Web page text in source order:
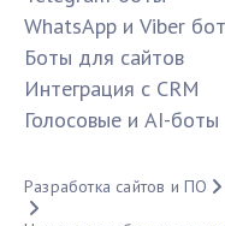
WhatsApp и Viber
Боты для сайтов
Интеграция с CRM
Голосовые и AI-боты
Разработка сайтов и ПО